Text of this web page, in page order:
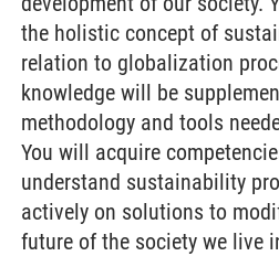
the holistic concept of
relation to globalization
knowledge will be
methodology and tools
You will acquire
understand sustainability
actively on solutions to
future of the society we live